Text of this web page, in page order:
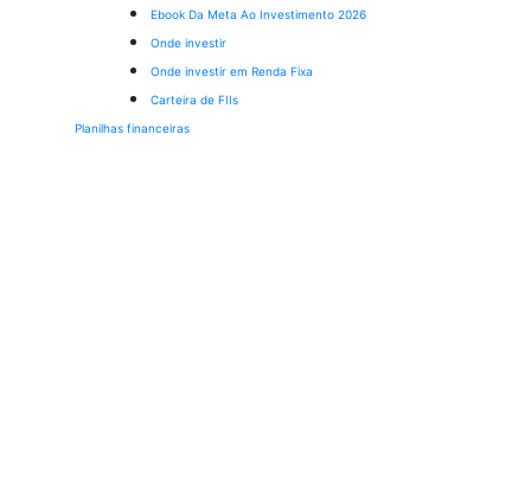
Ebook Da Meta Ao Investimento 2026
Onde investir
Onde investir em Renda Fixa
Carteira de FIIs
Planilhas financeiras